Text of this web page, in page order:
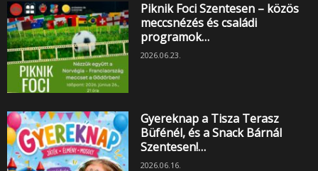
Piknik Foci Szentesen – közös
meccsnézés és családi
programok…
2026.06.23.
Gyereknap a Tisza Terasz
Büfénél, és a Snack Bárnál
Szentesen!…
2026.06.16.